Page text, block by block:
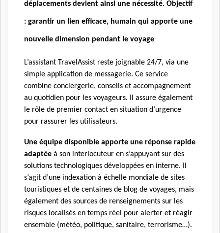
déplacements devient ainsi une nécessité. Objectif
: garantir un lien efficace, humain qui apporte une
nouvelle dimension pendant le voyage
L’assistant TravelAssist reste joignable 24/7, via une
simple application de messagerie. Ce service
combine conciergerie, conseils et accompagnement
au quotidien pour les voyageurs. Il assure également
le rôle de premier contact en situation d’urgence
pour rassurer les utilisateurs.
Une équipe disponible apporte une réponse rapide
adaptée à son interlocuteur en s’appuyant sur des
solutions technologiques développées en interne. Il
s’agit d’une indexation à échelle mondiale de sites
touristiques et de centaines de blog de voyages, mais
également des sources de renseignements sur les
risques localisés en temps réel pour alerter et réagir
ensemble (météo, politique, sanitaire, terrorisme…).